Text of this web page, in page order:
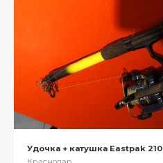
Удочка + катушка Eastpak 210